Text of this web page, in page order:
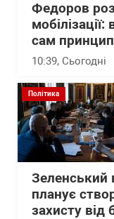
Федоров
сам
10:39, Сьогодні
Політика
Зеленський
планує
захисту від